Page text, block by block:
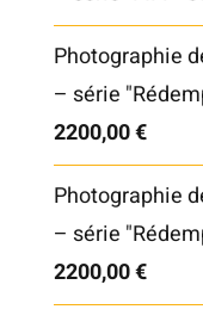
Photographie
– série
2200,00€Plage
de
prix :
à
Photographie
– série
2200,00€Plage
de